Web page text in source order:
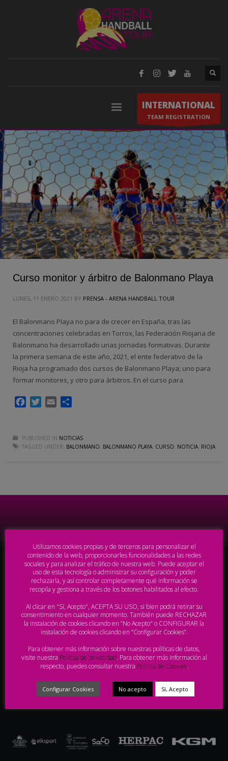
INTERNATIONAL
TEAM REGISTRATION
Curso monitor y árbitro de Balonmano Playa
LUNES, 11 ENERO 2021 BY PRENSA - ARENA HANDBALL TOUR
El Balonmano Playa no para de crecer en España, tras las
concentraciones celebradas en Torrox, las Federación Riojana de
Balonmano ha desarrollado unas jornadas formativas. Durante
la primera semana de este año, 2021, el ente federativo de la
Rioja ha programado dos cursos de Balonmano Playa; uno para
formar monitores, y otro para árbitros. En el curso para
FacebookTwitter
Email
PUBLISHED IN NOTICIAS
TAGGED UNDER: BALONMANO, BALONMANO PLAYA, CURSO, NOTICIA, RIOJA
Proveedores Oficiales AHT
Utilizamos cookies propias y de terceros para personalizar el
contenido de la web, proporcionarles funcionalidades a las redes
sociales y para analizar el tráfico de nuestra web. Puede aceptar el
uso de esta tecnología o administrar su configuración y poder
rechazarla, y así controlar completamente qué información se
recopila y gestiona a través de los botones habilitados al efecto.
Al clicar en "Sí, Acepto", ACEPTA SU USO, si bien podrá retirar su
consentimiento en cualquier momento. También puede RECHAZAR
la instalación de cookies clicando en “No Acepto" o CONFIGURAR la
instalación de cookies clicando en “Configurar Cookies”.
Para obtener más información sobre nuestras políticas de datos,
visite nuestra Política de privacidad. Para obtener más información al
respecto, puedes consultar nuestra Política de Cookies.
Configurar Cookies No acepto Sí, Acepto